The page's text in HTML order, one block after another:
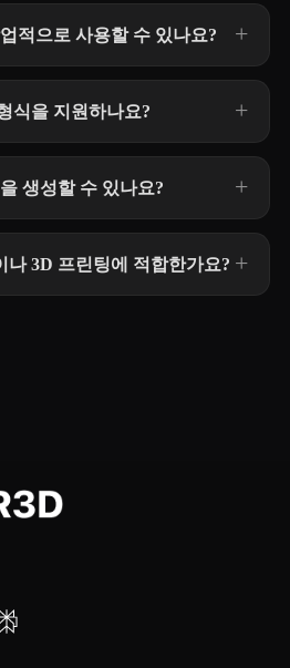
적으로 사용할 수 있나요?
식을 지원하나요?
생성할 수 있나요?
나 3D 프린팅에 적합한가요?